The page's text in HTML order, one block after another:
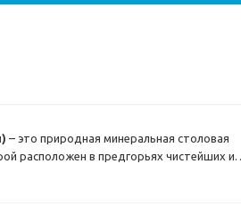
– это природная минеральная столовая
расположен в предгорьях чистейших и
на особо охраняемой территории.